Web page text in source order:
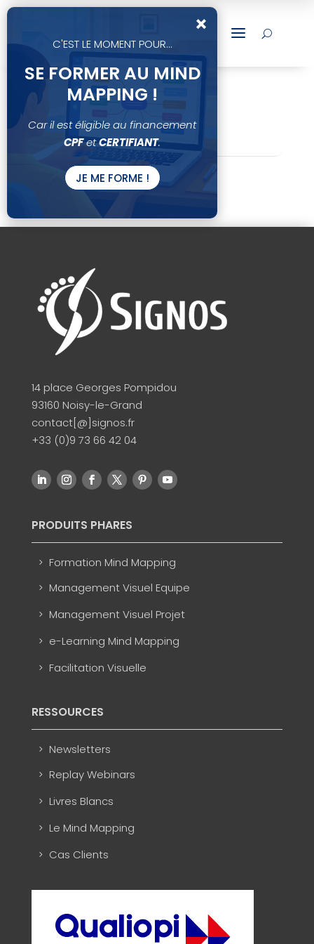
a U
AUCUN EVENEMENT PROGRAMMÉ
14 place Georges Pompidou
93160 Noisy-le-Grand
contact[@]signos.fr
+33 (0)9 73 66 42 04
PRODUITS PHARES
Formation Mind Mapping
Management Visuel Equipe
Management Visuel Projet
e-Learning Mind Mapping
Facilitation Visuelle
RESSOURCES
Newsletters
Replay Webinars
Livres Blancs
Le Mind Mapping
Cas Clients
×
C'EST LE MOMENT POUR...
SE FORMER AU MIND
MAPPING !
Car il est éligible au financement
CPFetCERTIFIANT.
JE ME FORME !